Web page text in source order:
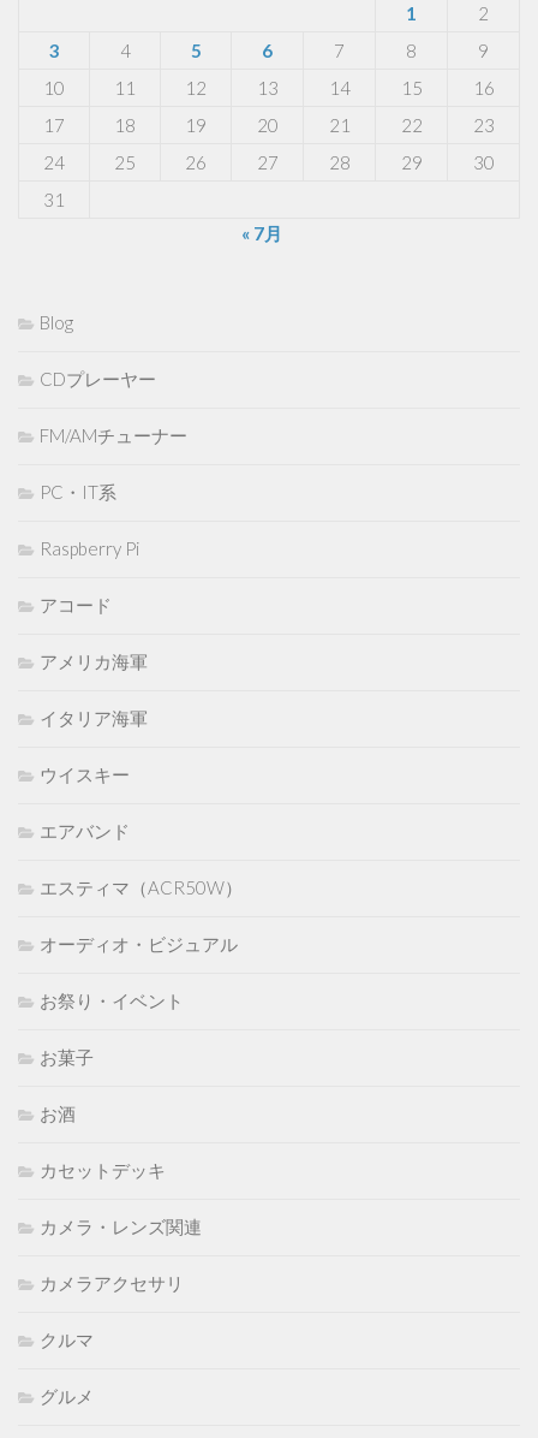
1
2
3
4 5 6 7 8
9
10
11 12 13 14 15
16
17
18 19 20 21 22
23
24
25 26 27 28 29
30
31
« 7月
Blog
CDプレーヤー
FM/AMチューナー
PC・IT系
Raspberry Pi
アコード
アメリカ海軍
イタリア海軍
ウイスキー
エアバンド
エスティマ（ACR50W）
オーディオ・ビジュアル
お祭り・イベント
お菓子
お酒
カセットデッキ
カメラ・レンズ関連
カメラアクセサリ
クルマ
グルメ